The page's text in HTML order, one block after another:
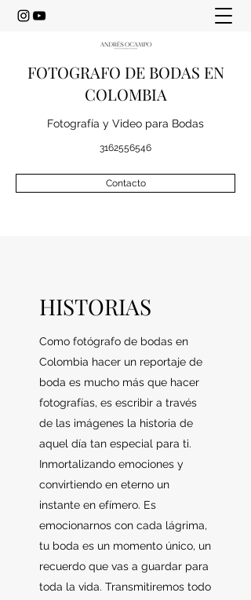
FOTOGRAFO DE BODAS EN
COLOMBIA
Fotografía y Video para Bodas
3162556546
Contacto
HISTORIAS
Como fotógrafo de bodas en
Colombia hacer un reportaje de
boda es mucho más que hacer
fotografías, es escribir a través
de las imágenes la historia de
aquel día tan especial para ti.
Inmortalizando emociones y
convirtiendo en eterno un
instante en efímero. Es
emocionarnos con cada lágrima,
tu boda es un momento único, un
recuerdo que vas a guardar para
toda la vida. Transmitiremos todo